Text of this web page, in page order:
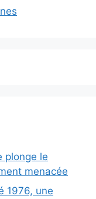
plonge le
menacée
1976, une